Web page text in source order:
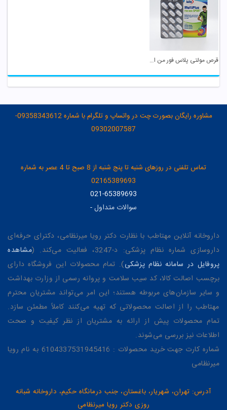
قرص مولتی پلاس فور من اسپرت یوروویتال
مشاوره رایگان بصورت چت در واتساپ و تلگرام با شماره 09358343612-
09302007587
تماس تلفنی در روزهای شنبه تا پنج شنبه از 8 صبح تا 4 عصر به شماره
02165389693
021-65389693
سوالات متداول-
داروخانه آنلاین مهتاطب با نظارت دکتر رویا میرنظامی، دکترای حرفه‌ای
داروسازی شماره نظام پزشکی: د-3247، فعالیت می‌کند. (
مشاهده
پروفایل در سامانه نظام پزشکی). تمام محصولات این فروشگاه دارای
برچسب اصالت کالا، کد سیب سلامت و پروانه رسمی از وزارت بهداشت
و سایر سازمان‌های مربوطه هستند؛ این امر می‌تواند مشتریان محترم
مهتاطب را از اصالت محصولاتی که تهیه می‌کنند کاملاً مطمئن سازد.
تمام محصولات پیش از ارائه به مشتریان از نظر کیفیت و صحت
اطلاعات نیز بررسی می‌شوند.
شماره کارت جهت خرید محصولات : 6104337531945416 به نام رویا
میرنظامی
آدرس: تهران، شهریار، باغستان، جنب درمانگاه حکیم، داروخانه شبانه
روزی دکتر رویا میرنظامی